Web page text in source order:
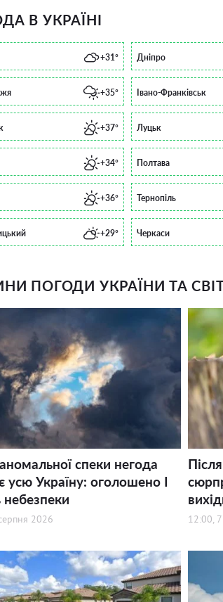
В УКРАЇНІ
+31° Дніпро
+35° Івано-Франківськ
+37° Луцьк
+34° Полтава
+36° Тернопіль
+29° Черкаси
ПОГОДИ УКРАЇНИ ТА
спеки негода
усю Україну: оголошено І
небезпеки
2026 12:00,